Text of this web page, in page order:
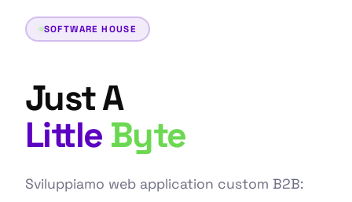
SOFTWARE HOUSE
Just A
Little Byte
Sviluppiamo web application custom B2B: